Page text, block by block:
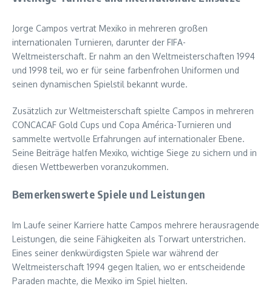
Jorge Campos vertrat Mexiko in mehreren großen
internationalen Turnieren, darunter der FIFA-
Weltmeisterschaft. Er nahm an den Weltmeisterschaften 1994
und 1998 teil, wo er für seine farbenfrohen Uniformen und
seinen dynamischen Spielstil bekannt wurde.
Zusätzlich zur Weltmeisterschaft spielte Campos in mehreren
CONCACAF Gold Cups und Copa América-Turnieren und
sammelte wertvolle Erfahrungen auf internationaler Ebene.
Seine Beiträge halfen Mexiko, wichtige Siege zu sichern und in
diesen Wettbewerben voranzukommen.
Bemerkenswerte Spiele und Leistungen
Im Laufe seiner Karriere hatte Campos mehrere herausragende
Leistungen, die seine Fähigkeiten als Torwart unterstrichen.
Eines seiner denkwürdigsten Spiele war während der
Weltmeisterschaft 1994 gegen Italien, wo er entscheidende
Paraden machte, die Mexiko im Spiel hielten.